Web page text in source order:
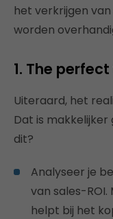
het verkrijgen
worden
1. The
Uiteraard, het
Dat is makkelijker
dit?
Analyseer je
van sales-
helpt bij het